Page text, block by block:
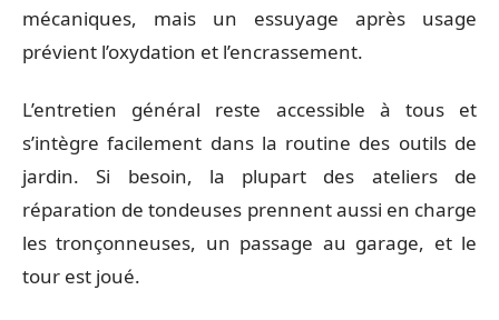
mécaniques, mais un essuyage après usage
prévient l’oxydation et l’encrassement.
L’entretien général reste accessible à tous et
s’intègre facilement dans la routine des outils de
jardin. Si besoin, la plupart des ateliers de
réparation de tondeuses prennent aussi en charge
les tronçonneuses, un passage au garage, et le
tour est joué.